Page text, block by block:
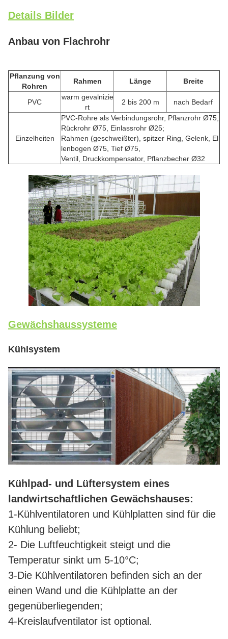
Details Bilder
Anbau von Flachrohr
Pflanzung von
Rohren
Rahmen Länge Breite
PVC
warm gevalnizie
rt
2 bis 200 m nach Bedarf
Einzelheiten
PVC-Rohre als Verbindungsrohr, Pflanzrohr Ø75,
Rückrohr Ø75, Einlassrohr Ø25;
Rahmen (geschweißter), spitzer Ring, Gelenk, El
lenbogen Ø75, Tief Ø75,
Ventil, Druckkompensator, Pflanzbecher Ø32
Gewächshaussysteme
Kühlsystem
Kühlpad- und Lüftersystem eines
landwirtschaftlichen Gewächshauses:
1-Kühlventilatoren und Kühlplatten sind für die
Kühlung beliebt;
2- Die Luftfeuchtigkeit steigt und die
Temperatur sinkt um 5-10°C;
3-Die Kühlventilatoren befinden sich an der
einen Wand und die Kühlplatte an der
gegenüberliegenden;
4-Kreislaufventilator ist optional.